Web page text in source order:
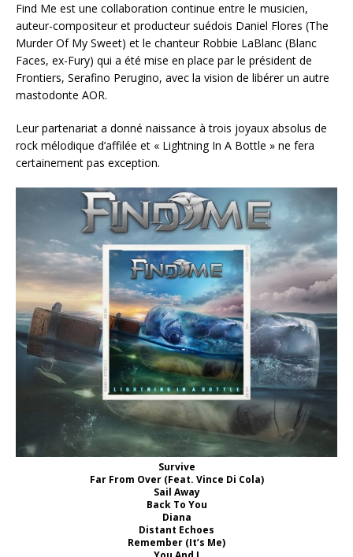
Find Me est une collaboration continue entre le musicien,
auteur-compositeur et producteur suédois Daniel Flores (The
Murder Of My Sweet) et le chanteur Robbie LaBlanc (Blanc
Faces, ex-Fury) qui a été mise en place par le président de
Frontiers, Serafino Perugino, avec la vision de libérer un autre
mastodonte AOR.
Leur partenariat a donné naissance à trois joyaux absolus de
rock mélodique d’affilée et « Lightning In A Bottle » ne fera
certainement pas exception.
Survive
Far From Over (Feat. Vince Di Cola)
Sail Away
Back To You
Diana
Distant Echoes
Remember (It’s Me)